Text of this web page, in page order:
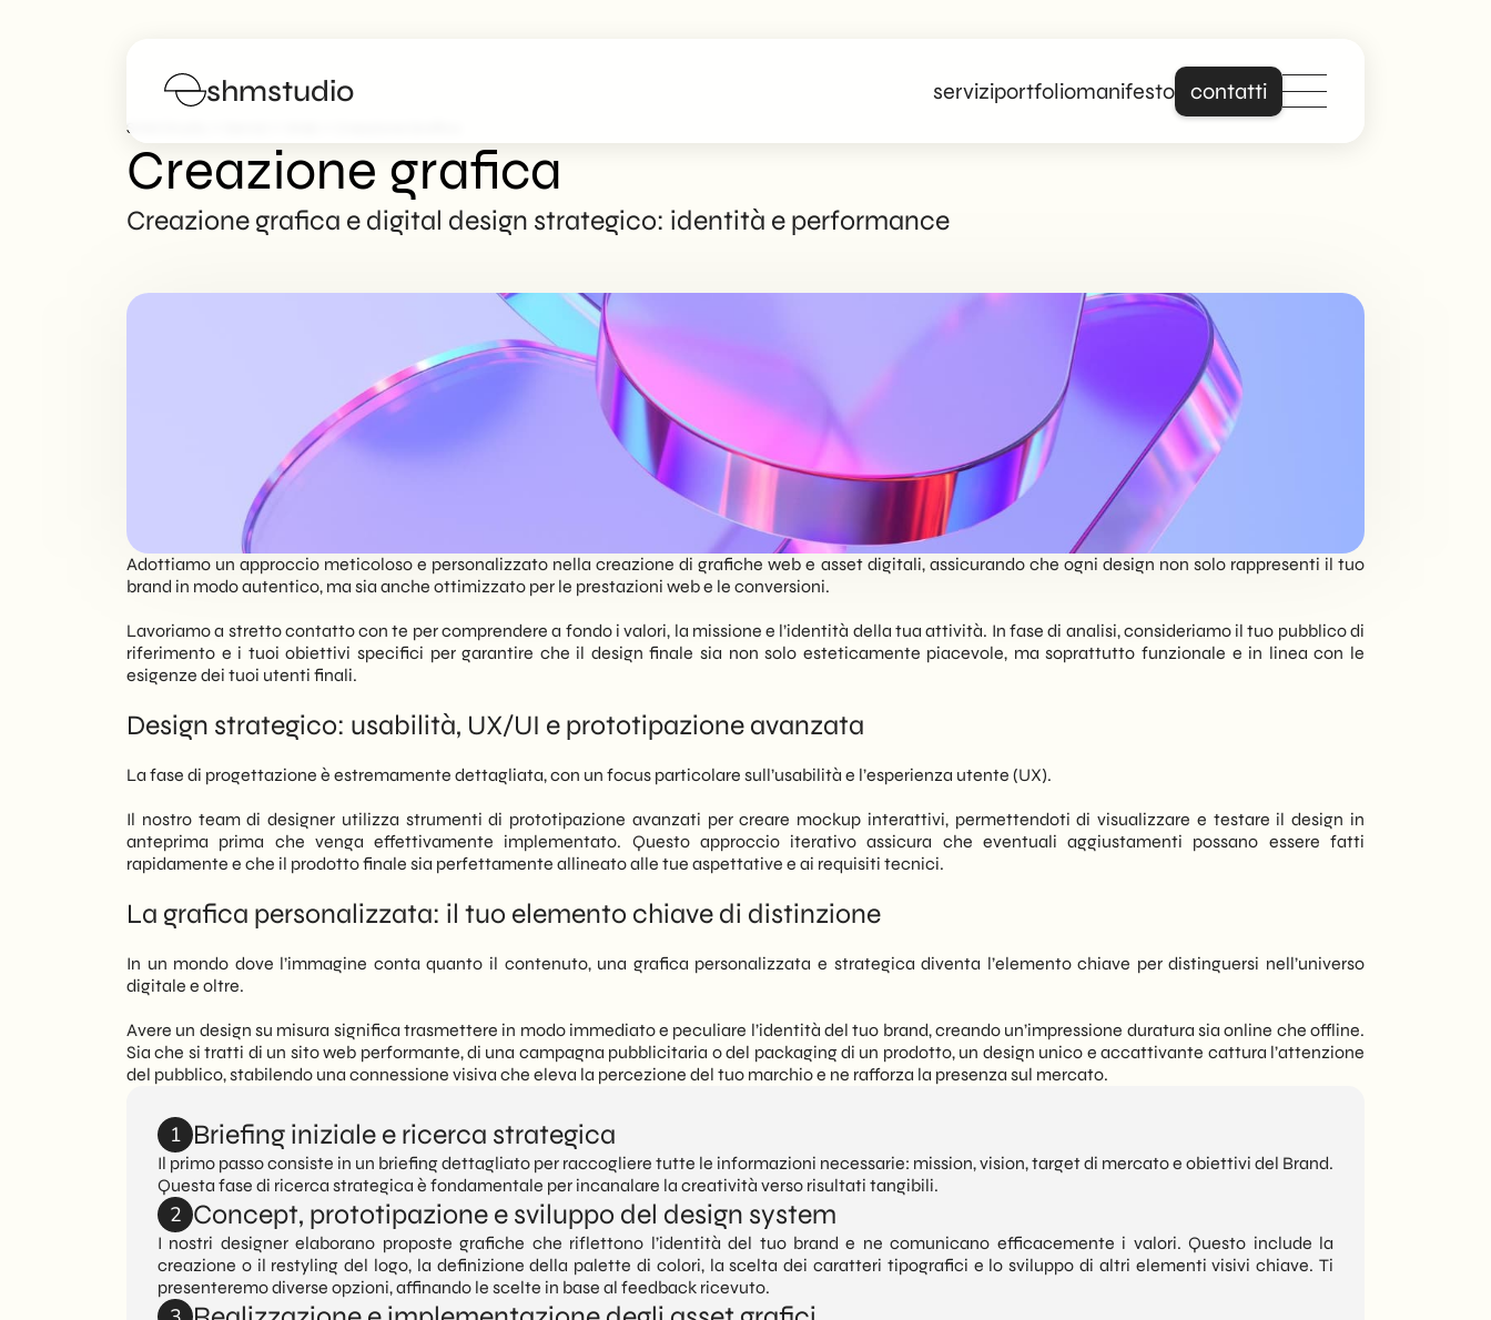
shmstudio serviziportfoliomanifesto contatti
Servizi
Lavora con noi
parla davvero di
te.
Forte di anni di
esperienza nella
creazione di siti web
professionali e
responsive, offriamo
soluzioni digitali su
misura per ogni
esigenza - aziendale
SHM Studio
Creazione grafica
Creazione grafica e digital design strategico: identità e performance
Adottiamo un approccio meticoloso e personalizzato nella creazione di grafiche web e asset digitali, assicurando che ogni design non solo rappresenti il tuo
brand in modo autentico, ma sia anche ottimizzato per le prestazioni web e le conversioni.
Lavoriamo a stretto contatto con te per comprendere a fondo i valori, la missione e l’identità della tua attività. In fase di analisi, consideriamo il tuo pubblico di
riferimento e i tuoi obiettivi specifici per garantire che il design finale sia non solo esteticamente piacevole, ma soprattutto funzionale e in linea con le
esigenze dei tuoi utenti finali.
Design strategico: usabilità, UX/UI e prototipazione avanzata
La fase di progettazione è estremamente dettagliata, con un focus particolare sull’usabilità e l’esperienza utente (UX).
Il nostro team di designer utilizza strumenti di prototipazione avanzati per creare mockup interattivi, permettendoti di visualizzare e testare il design in
anteprima prima che venga effettivamente implementato. Questo approccio iterativo assicura che eventuali aggiustamenti possano essere fatti
rapidamente e che il prodotto finale sia perfettamente allineato alle tue aspettative e ai requisiti tecnici.
La grafica personalizzata: il tuo elemento chiave di distinzione
In un mondo dove l’immagine conta quanto il contenuto, una grafica personalizzata e strategica diventa l’elemento chiave per distinguersi nell’universo
digitale e oltre.
Avere un design su misura significa trasmettere in modo immediato e peculiare l’identità del tuo brand, creando un’impressione duratura sia online che offline.
Sia che si tratti di un sito web performante, di una campagna pubblicitaria o del packaging di un prodotto, un design unico e accattivante cattura l’attenzione
del pubblico, stabilendo una connessione visiva che eleva la percezione del tuo marchio e ne rafforza la presenza sul mercato.
1 Briefing iniziale e ricerca strategica
Il primo passo consiste in un briefing dettagliato per raccogliere tutte le informazioni necessarie: mission, vision, target di mercato e obiettivi del Brand.
Questa fase di ricerca strategica è fondamentale per incanalare la creatività verso risultati tangibili.
2 Concept, prototipazione e sviluppo del design system
I nostri designer elaborano proposte grafiche che riflettono l’identità del tuo brand e ne comunicano efficacemente i valori. Questo include la
creazione o il restyling del logo, la definizione della palette di colori, la scelta dei caratteri tipografici e lo sviluppo di altri elementi visivi chiave. Ti
presenteremo diverse opzioni, affinando le scelte in base al feedback ricevuto.